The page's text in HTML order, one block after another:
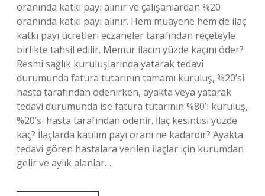
oranında katkı payı alınır ve çalışanlardan %20
oranında katkı payı alınır. Hem muayene hem de ilaç
katkı payı ücretleri eczaneler tarafından reçeteyle
birlikte tahsil edilir. Memur ilacın yüzde kaçını öder?
Resmi sağlık kuruluşlarında yatarak tedavi
durumunda fatura tutarının tamamı kuruluş, %20’si
hasta tarafından ödenirken, ayakta veya yatarak
tedavi durumunda ise fatura tutarının %80’i kuruluş,
%20’si hasta tarafından ödenir. İlaç kesintisi yüzde
kaç? İlaçlarda katılım payı oranı ne kadardır? Ayakta
tedavi gören hastalara verilen ilaçlar için kurumdan
gelir ve aylık alanlar…